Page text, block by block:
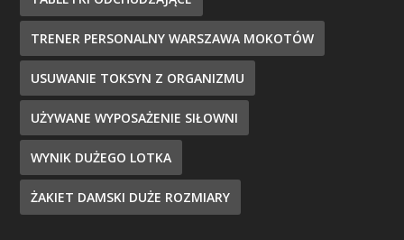
TRENER PERSONALNY WARSZAWA MOKOTÓW
USUWANIE TOKSYN Z ORGANIZMU
UŻYWANE WYPOSAŻENIE SIŁOWNI
WYNIK DUŻEGO LOTKA
ŻAKIET DAMSKI DUŻE ROZMIARY